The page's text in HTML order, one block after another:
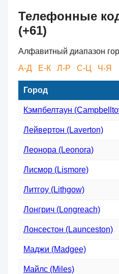
Телефонные
(+61)
Алфавитный диапазон
А-Д
Е-К Л-Р С-Ц Ч-Я
Город
Кэмпбелтаун
Лейвертон (Laverton)
Леонора (Leonora)
Лисмор (Lismore)
Литгоу (Lithgow)
Лонгрич (Longreach)
Лонсестон (Launceston)
Маджи (Madgee)
Майлс (Miles)